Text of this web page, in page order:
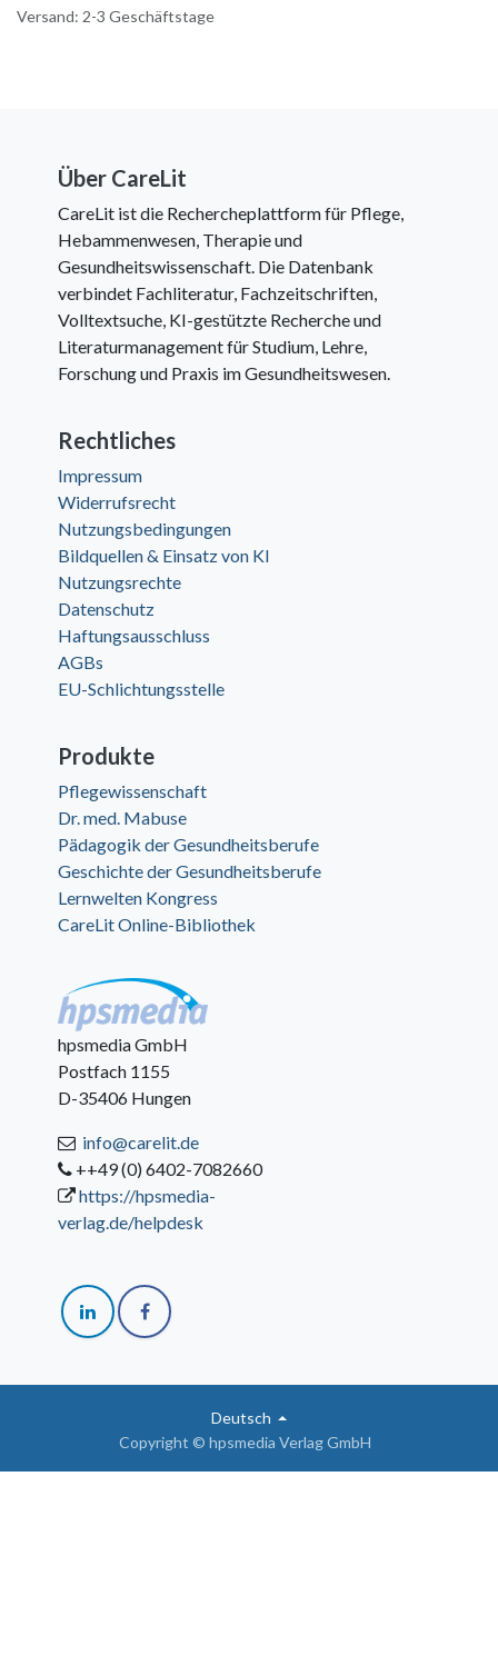
Versand: 2-3 Geschäftstage
Über CareLit
CareLit ist die Rechercheplattform für Pflege,
Hebammenwesen, Therapie und
Gesundheitswissenschaft. Die Datenbank
verbindet Fachliteratur, Fachzeitschriften,
Volltextsuche, KI-gestützte Recherche und
Literaturmanagement für Studium, Lehre,
Forschung und Praxis im Gesundheitswesen.
Rechtliches
Impressum
Widerrufsrecht
Nutzungsbedingungen
Bildquellen & Einsatz von KI
Nutzungsrechte
Datenschutz
Haftungsausschluss
AGBs
EU-Schlichtungsstelle
Produkte
Pflegewissenschaft
Dr. med. Mabuse
Pädagogik der Gesundheitsberufe
Geschichte der Gesundheitsberufe
Lernwelten Kongress
CareLit Online-Bibliothek
hpsmedia GmbH
Postfach 1155
D-35406 Hungen
info@carelit.de
++49 (0) 6402-7082660
https://hpsmedia-
verlag.de/helpdesk
Copyright © hpsmedia Verlag GmbH
Deutsch